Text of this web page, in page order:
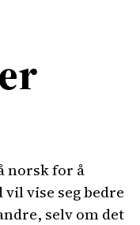
norsk for å
vise seg bedre
selv om det